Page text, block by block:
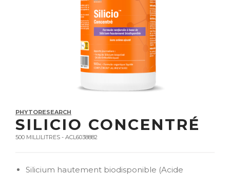
PHYTORESEARCH
SILICIO CONCENTRÉ
500 MILLILITRES - ACL6038882
Silicium hautement biodisponible (Acide